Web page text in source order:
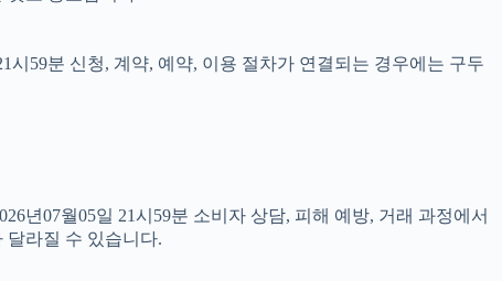
59분 신청, 계약, 예약, 이용 절차가 연결되는 경우에는 구두
년07월05일 21시59분 소비자 상담, 피해 예방, 거래 과정에서
달라질 수 있습니다.